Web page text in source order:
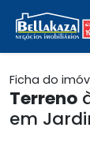
Ficha do
Terreno
em